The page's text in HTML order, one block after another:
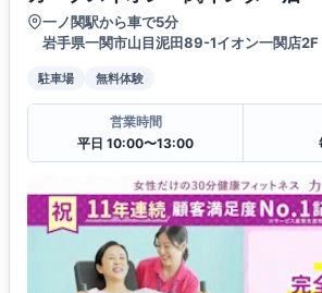
一ノ関駅から車で5分
岩手県一関市山目泥田89-1イオン一関店2F
駐車場 無料体験
営業時間
平日 10:00〜13:00